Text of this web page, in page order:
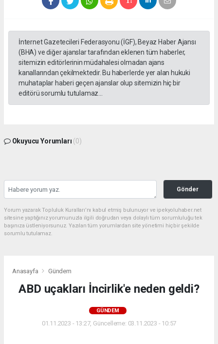
İnternet Gazetecileri Federasyonu (İGF), Beyaz Haber Ajansı
(BHA) ve diğer ajanslar tarafından eklenen tüm haberler,
sitemizin editörlerinin müdahalesi olmadan ajans
kanallarından çekilmektedir. Bu haberlerde yer alan hukuki
muhataplar haberi geçen ajanslar olup sitemizin hiç bir
editörü sorumlu tutulamaz...
Okuyucu Yorumları (0)
Gönder
Yorum yazarak Topluluk Kuralları’nı kabul etmiş bulunuyor ve ipekyoluhaber.net
sitesine yaptığınız yorumunuzla ilgili doğrudan veya dolaylı tüm sorumluluğu tek
başınıza üstleniyorsunuz. Yazılan tüm yorumlardan site yönetimi hiçbir şekilde
sorumlu tutulamaz.
Anasayfa Gündem
ABD uçakları İncirlik'e neden geldi?
GÜNDEM
01.11.2023 - 13:27, Güncelleme: 03.11.2023 - 10:57